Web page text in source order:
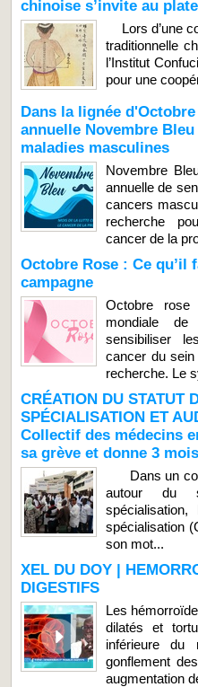
chinoise s’invite au
Lors d’une
traditionnelle
l’Institut
pour une
Dans la lignée
annuelle Novembre
maladies masculines
Novembre
annuelle de
cancers
recherche
cancer de la
Octobre Rose : Ce qu’il
campagne
Octobre rose
mondiale de
sensibiliser
cancer du
recherche. Le
CRÉATION DU STATUT
SPÉCIALISATION ET
Collectif des médecins
sa grève et donne 3
Dans un
autour du
spécialisation
son mot...
XEL DU DOY |
DIGESTIFS
Les
dilatés et
inférieure
gonflement
augmentation